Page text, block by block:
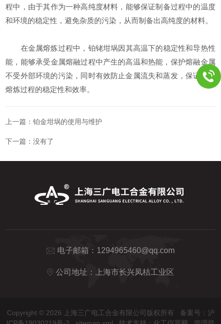
程中，‌由于其作为一种高纯度材料，‌能够保证制备过程中的温度
和环境的稳定性，‌避免杂质的污染，‌从而制备出高纯度的材料。‌
在金属熔炼过程中，‌铂铑坩埚因其高温下的稳定性和导热性
能，‌能够承受金属熔融过程中产生的高温和热能，‌保护熔融金属
不受外部环境的污染，‌同时有效防止金属流失和蒸发，‌保证金属
熔炼过程的稳定性和效率。‌
上一篇：铂金坩埚的使用与维护
下一篇：没有了
电子邮箱： 1294965460@qq.com
公司地址：上海市长兴凤桔工业区
Copyright © 2026 上海三广电工合金有限公司版权所有 备案号：沪